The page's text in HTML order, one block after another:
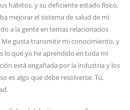
hábitos, y su deficiente estado físico,
mejorar el sistema de salud de mi
a la gente en temas relacionados
gusta transmitir mi conocimiento, y
lo que yo he aprendido en toda mi
está engañada por la industria y los
es algo que debe resolverse. Tú,